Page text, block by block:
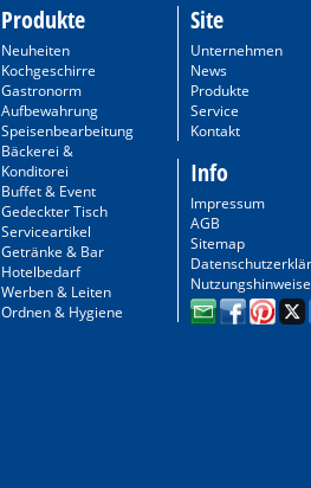
Produkte
Neuheiten
Kochgeschirre
Gastronorm
Aufbewahrung
Speisenbearbeitung
Bäckerei &
Konditorei
Buffet & Event
Gedeckter Tisch
Serviceartikel
Getränke & Bar
Hotelbedarf
Werben & Leiten
Ordnen & Hygiene
Site
Unternehmen
News
Produkte
Service
Kontakt
Info
Impressum
AGB
Sitemap
Nutzungshinweise